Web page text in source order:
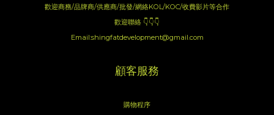
歡迎商務/品牌商/供應商/批發/網絡KOL/KOC/收費影片等合作
歡迎聯絡 👇👇👇
Email:shingfatdevelopment@gmail.com
顧客服務
購物程序